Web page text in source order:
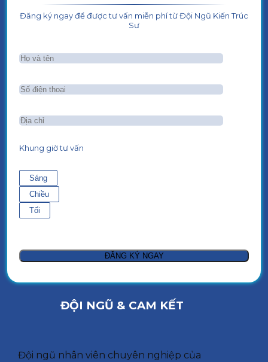
Đăng ký ngay để được tư vấn miễn phí từ Đội Ngũ Kiến Trúc
Sư
Khung giờ tư vấn
Sáng
Chiều
Tối
ĐỘI NGŨ & CAM KẾT
Đội ngũ nhân viên chuyên nghiệp của